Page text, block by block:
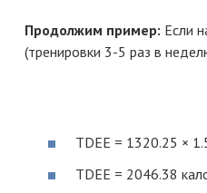
Продолжим пример: Если
(тренировки 3-5 раз в
TDEE = 1320.25 ×
TDEE = 2046.38